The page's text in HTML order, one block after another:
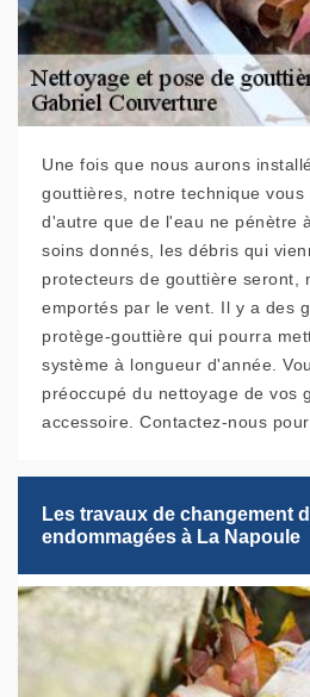
Une fois que nous aurons
gouttières, notre technique vous
d'autre que de l'eau ne pénètre
soins donnés, les débris qui
protecteurs de gouttière seront,
emportés par le vent. Il y a des
protège-gouttière qui pourra
système à longueur d'année.
préoccupé du nettoyage de vos
accessoire. Contactez-nous
Les travaux de changement
endommagées à La Napoule